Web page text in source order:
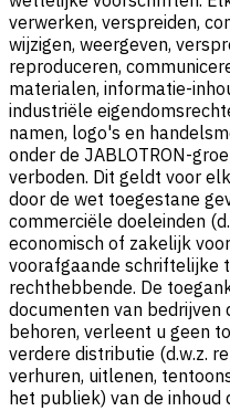
verwerken, verspreiden,
wijzigen, weergeven,
reproduceren,
materialen, informatie-
industriële
namen, logo's en
onder de JABLOTRON-
verboden. Dit geldt voor
door de wet toegestane
commerciële doeleinden
economisch of zakelijk
voorafgaande schriftelijke
rechthebbende. De
documenten van bedrijven
behoren, verleent u geen
verdere distributie (d.w.z.
verhuren, uitlenen,
het publiek) van de inhoud